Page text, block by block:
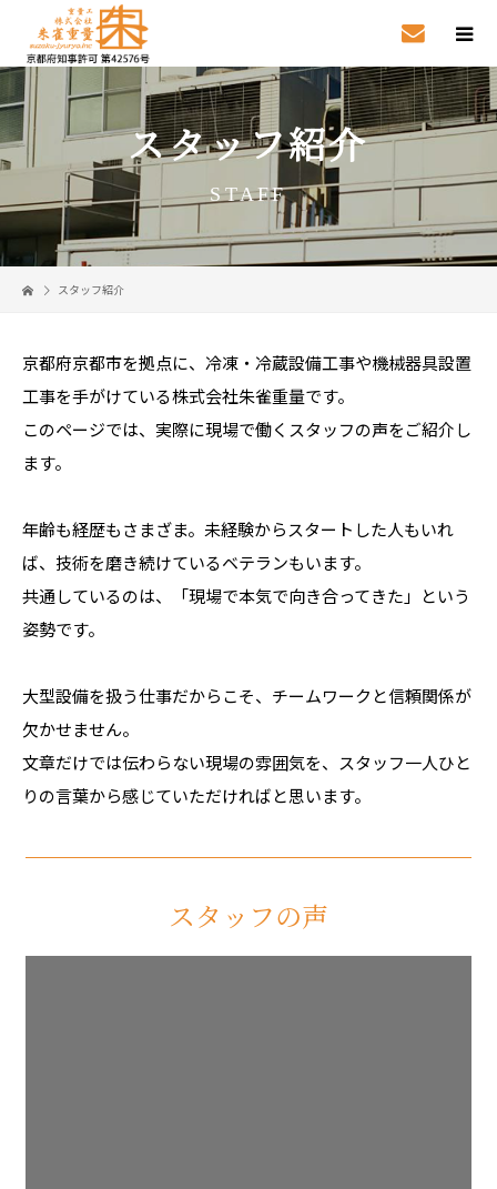
スタッフ紹介
STAFF
スタッフ紹介
京都府京都市を拠点に、冷凍・冷蔵設備工事や機械器具設置
工事を手がけている株式会社朱雀重量です。
このページでは、実際に現場で働くスタッフの声をご紹介し
ます。
年齢も経歴もさまざま。未経験からスタートした人もいれ
ば、技術を磨き続けているベテランもいます。
共通しているのは、「現場で本気で向き合ってきた」という
姿勢です。
大型設備を扱う仕事だからこそ、チームワークと信頼関係が
欠かせません。
文章だけでは伝わらない現場の雰囲気を、スタッフ一人ひと
りの言葉から感じていただければと思います。
スタッフの声